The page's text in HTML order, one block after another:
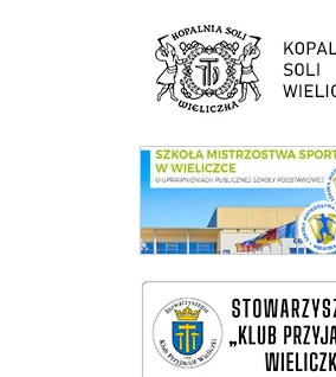
link do strony Kopalni Soli Wieliczka
link do SMS Wieliczka
wieliczka-wieliczanie na bis